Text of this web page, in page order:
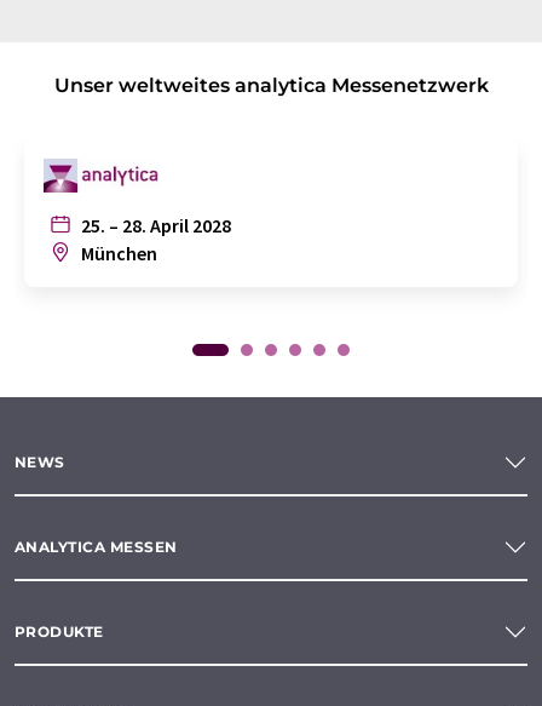
Unser weltweites analytica Messenetzwerk
25. – 28. April 2028
München
NEWS
ANALYTICA MESSEN
PRODUKTE